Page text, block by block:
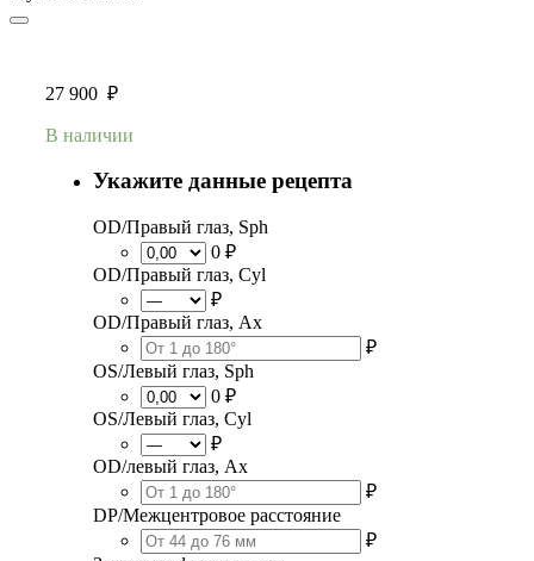
27 900 ₽
В наличии
Укажите данные рецепта
OD/Правый глаз, Sph
0 ₽
OD/Правый глаз, Cyl
₽
OD/Правый глаз, Ax
₽
OS/Левый глаз, Sph
0 ₽
OS/Левый глаз, Cyl
₽
OD/левый глаз, Ax
₽
DP/Межцентровое расстояние
₽